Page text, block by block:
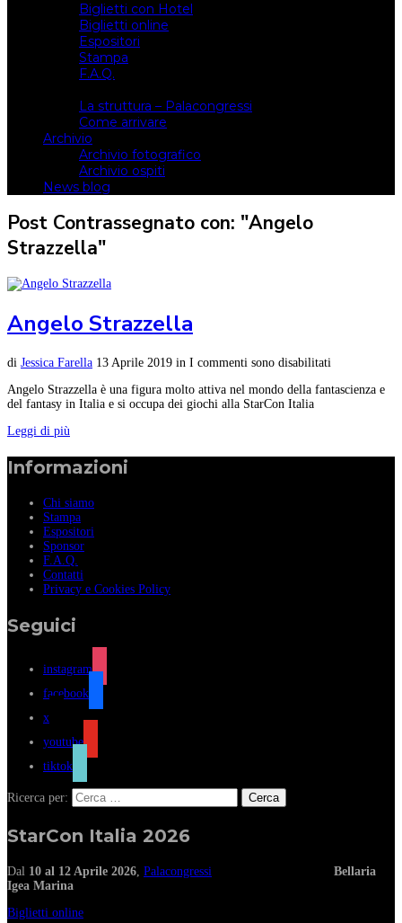
Biglietti con Hotel
Biglietti online
Espositori
Stampa
F.A.Q.
La struttura – Palacongressi
Come arrivare
Archivio
Archivio fotografico
Archivio ospiti
News blog
Post Contrassegnato con: "Angelo
Strazzella"
Angelo Strazzella
di Jessica Farella 13 Aprile 2019 in I commenti sono disabilitati
Angelo Strazzella è una figura molto attiva nel mondo della fantascienza e
del fantasy in Italia e si occupa dei giochi alla StarCon Italia
Leggi di più
Informazioni
Chi siamo
Stampa
Espositori
Sponsor
F.A.Q.
Contatti
Privacy e Cookies Policy
Seguici
instagram
facebook
x
youtube
tiktok
Ricerca per:
StarCon Italia 2026
Dal 10 al 12 Aprile 2026 Palacongressi
Bellaria
Igea Marina
Biglietti online